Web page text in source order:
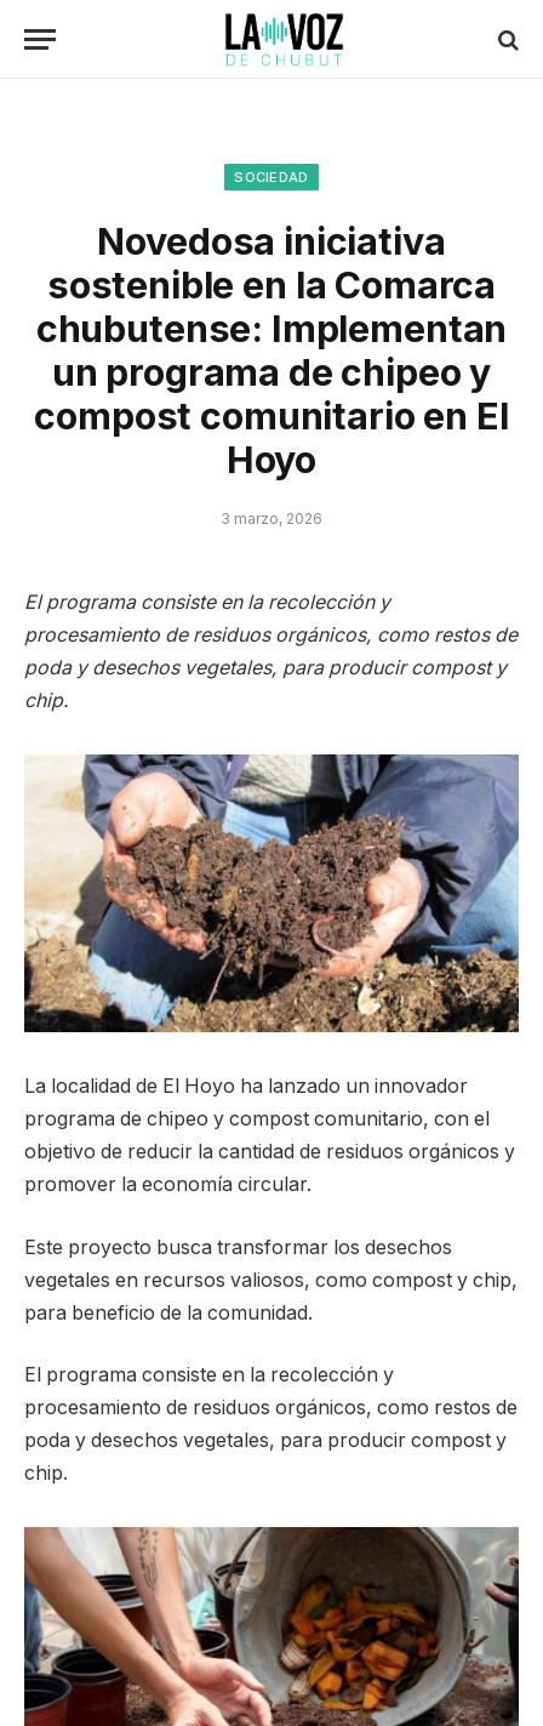
SOCIEDAD
Novedosa iniciativa
sostenible en la Comarca
chubutense: Implementan
un programa de chipeo y
compost comunitario en El
Hoyo
3 marzo, 2026
El programa consiste en la recolección y
procesamiento de residuos orgánicos, como restos de
poda y desechos vegetales, para producir compost y
chip.
La localidad de El Hoyo ha lanzado un innovador
programa de chipeo y compost comunitario, con el
objetivo de reducir la cantidad de residuos orgánicos y
promover la economía circular.
Este proyecto busca transformar los desechos
vegetales en recursos valiosos, como compost y chip,
para beneficio de la comunidad.
El programa consiste en la recolección y
procesamiento de residuos orgánicos, como restos de
poda y desechos vegetales, para producir compost y
chip.